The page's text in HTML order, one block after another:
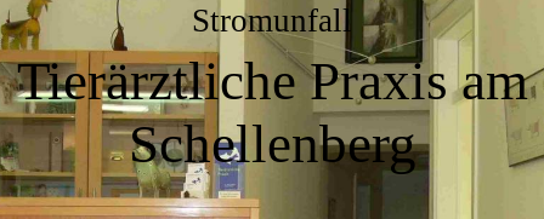
Stromunfall
Tierärztliche Praxis am
Schellenberg